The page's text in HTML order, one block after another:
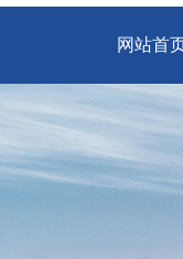
网站首